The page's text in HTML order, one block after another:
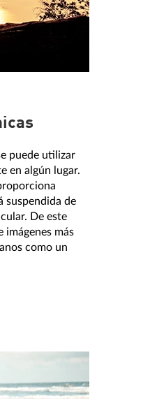
puede utilizar
en algún lugar.
suspendida de
De este
imágenes más
como un